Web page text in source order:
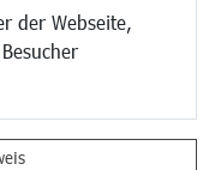
der Webseite,